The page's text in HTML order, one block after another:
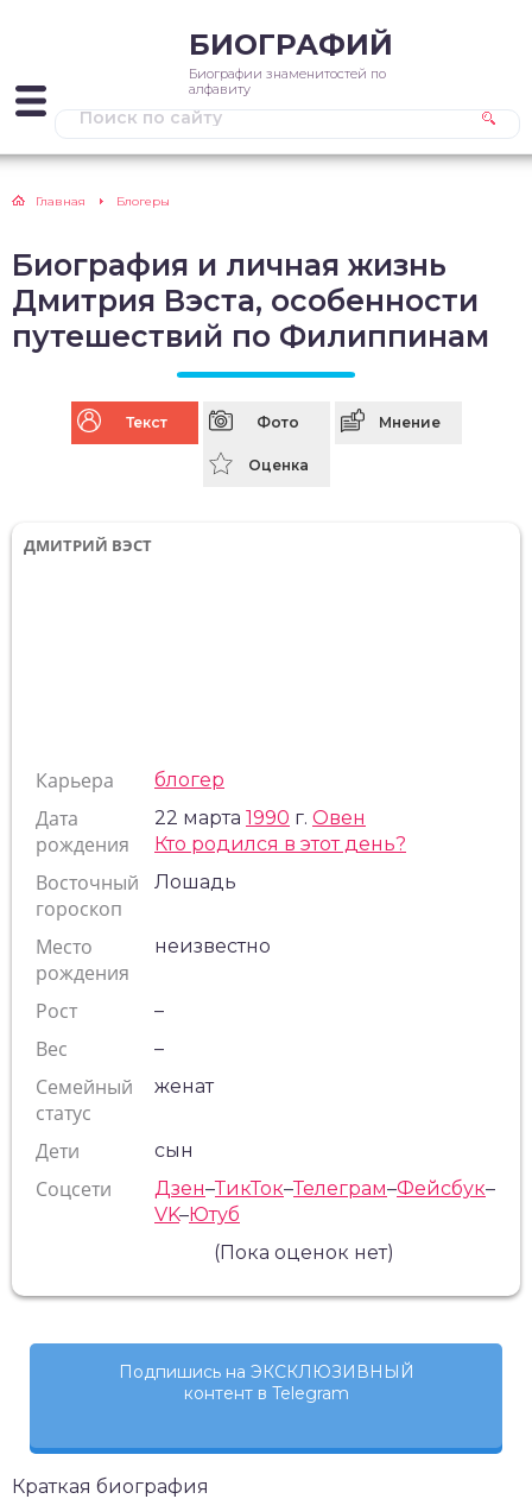
БИОГРАФИЙ
Биографии знаменитостей по
алфавиту
Главная Блогеры
Биография и личная жизнь
Дмитрия Вэста, особенности
путешествий по Филиппинам
Текст Фото Мнение
Оценка
ДМИТРИЙ ВЭСТ
Карьера блогер
Дата
рождения
22 марта 1990 г. Овен
Кто родился в этот день?
Восточный
гороскоп
Лошадь
Место
рождения
неизвестно
Рост –
Вес –
Семейный
статус
женат
Дети сын
Соцсети Дзен–ТикТок–Телеграм–Фейсбук–
VK–Ютуб
(Пока оценок нет)
Подпишись на ЭКСКЛЮЗИВНЫЙ
контент в Telegram
Краткая биография